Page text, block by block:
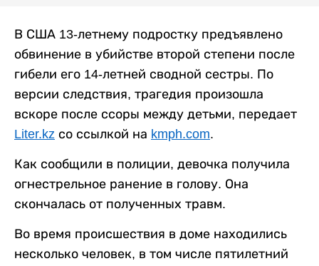
В США 13-летнему подростку предъявлено
обвинение в убийстве второй степени после
гибели его 14-летней сводной сестры. По
версии следствия, трагедия произошла
вскоре после ссоры между детьми, передает
Liter.kz со ссылкой на kmph.com.
Как сообщили в полиции, девочка получила
огнестрельное ранение в голову. Она
скончалась от полученных травм.
Во время происшествия в доме находились
несколько человек, в том числе пятилетний